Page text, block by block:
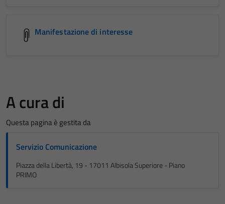
Manifestazione di interesse
A cura di
Questa pagina è gestita da
Servizio Comunicazione
Piazza della Libertà, 19 - 17011 Albisola Superiore - Piano
PRIMO